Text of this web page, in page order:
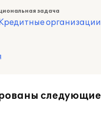
задача
организации
следующие